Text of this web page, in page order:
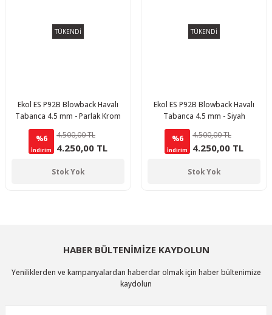
TÜKENDİ
Ekol ES P92B Blowback Havalı
Tabanca 4.5 mm - Parlak Krom
%6
İndirim
4.500,00 TL
4.250,00 TL
Stok Yok
TÜKENDİ
Ekol ES P92B Blowback Havalı
Tabanca 4.5 mm - Siyah
%6
İndirim
4.500,00 TL
4.250,00 TL
Stok Yok
HABER BÜLTENİMİZE KAYDOLUN
Yeniliklerden ve kampanyalardan haberdar olmak için haber bültenimize
kaydolun